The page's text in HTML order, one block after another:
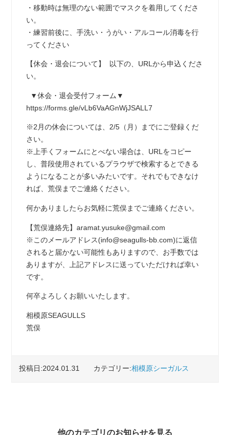
・移動時は無理のない範囲でマスクを着用してくださ
い。
・練習前後に、手洗い・うがい・アルコール消毒を行
ってください
【休会・退会について】 以下の、URLから申込くださ
い。
▼休会・退会受付フォーム▼
https://forms.gle/vLb6VaAGnWjJSALL7
※2月の休会については、2/5（月）までにご登録くだ
さい。
※上手くフォームにとべない場合は、URLをコピー
し、普段使用されているプラウザで検索するとできる
ようになることが多いみたいです。それでもできなけ
れば、荒俣までご連絡ください。
何かありましたらお気軽に荒俣までご連絡ください。
【荒俣連絡先】aramat.yusuke@gmail.com
※このメールアドレス(info@seagulls-bb.com)に返信
されると届かない可能性もありますので、お手数では
ありますが、上記アドレスに送っていただければ幸い
です。
何卒よろしくお願いいたします。
相模原SEAGULLS
荒俣
投稿日:2024.01.31 カテゴリー:相模原シーガルス
他のカテゴリのお知らせを見る